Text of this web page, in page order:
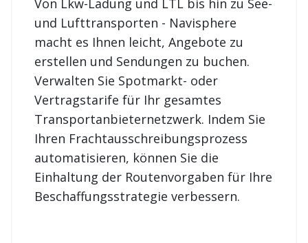
und Lufttransporten - Navisphere
macht es Ihnen leicht, Angebote zu
erstellen und Sendungen zu buchen.
Verwalten Sie Spotmarkt- oder
Vertragstarife für Ihr gesamtes
Transportanbieternetzwerk. Indem Sie
Ihren Frachtausschreibungsprozess
automatisieren, können Sie die
Einhaltung der Routenvorgaben für Ihre
Beschaffungsstrategie verbessern.